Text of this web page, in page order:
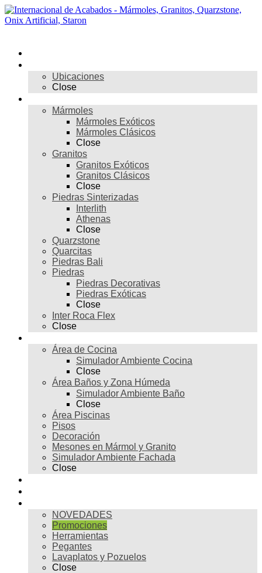
Skip
to
Ubicaciones
Close
Mármoles
Mármoles Exóticos
Mármoles Clásicos
Close
Granitos
Granitos Exóticos
Granitos Clásicos
Close
Piedras Sinterizadas
Interlith
Athenas
Close
Quarzstone
Quarcitas
Piedras Bali
Piedras
Piedras Decorativas
Piedras Exóticas
Close
Inter Roca Flex
Close
Área de Cocina
Simulador Ambiente Cocina
Close
Área Baños y Zona Húmeda
Simulador Ambiente Baño
Close
Área Piscinas
Pisos
Decoración
Mesones en Mármol y Granito
Simulador Ambiente Fachada
Close
NOVEDADES
Promociones
Herramientas
Pegantes
Lavaplatos y Pozuelos
Close